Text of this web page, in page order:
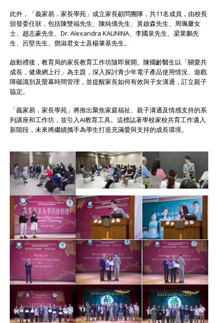
此外，「義家易．家長學苑」成立家長顧問團隊，共11名成員，由校長
頒發委任狀，包括陳雙福先生、陳純僑先生、黃啟森先生、周珮馨女
士、趙志豪先生、Dr. Alexandra KALININA、李國泉先生、梁業鵬先
生、呂堅先生、鄧淑君女士及楊肇基先生。
啟動禮後，教育局的家長教育工作坊隨即展開。陳國齡醫生以「關愛共
成長，健康網上行」為主題，深入探討青少年電子產品使用情況、遊戲
障礙識別及螢幕時間管理，並提醒家長如何有效與子女溝通，訂立親子
協定。
「義家易．家長學苑」將推出聚焦家庭福祉、親子溝通及情感支持的系
列講座和工作坊，並引入AI教育工具。這標誌著學校家校共育工作邁入
新階段，未來將繼續攜手為學生打造充滿愛與支持的成長環境。